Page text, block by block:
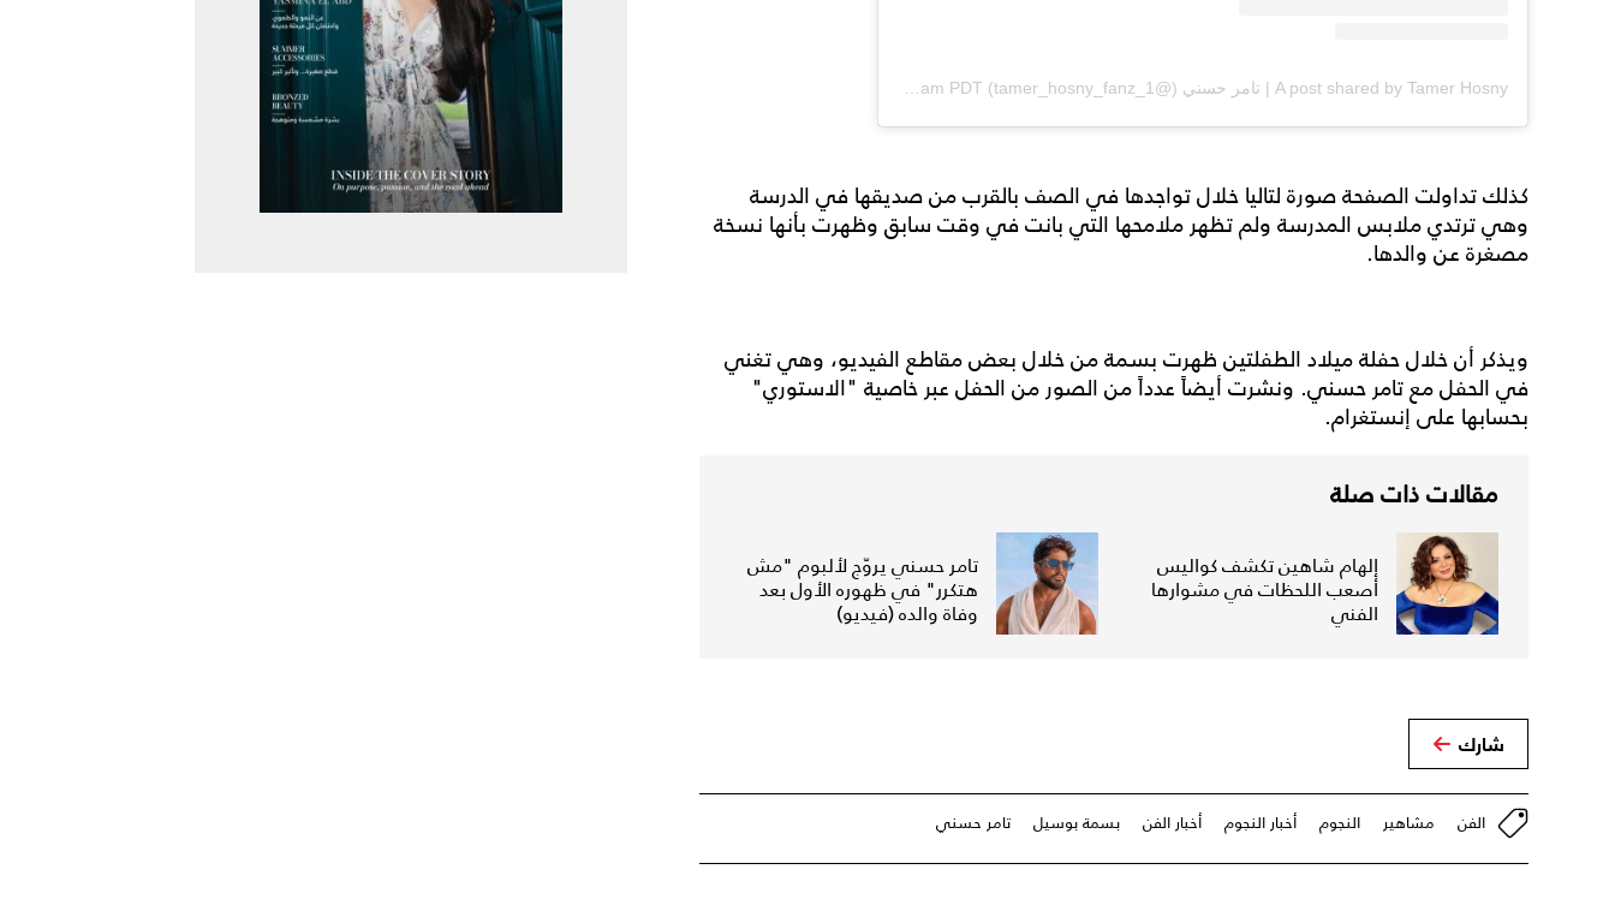
A post shared by Tamer Hosny | تامر حسني (@tamer_hosny_fanz_1) Jun 23, 2019 at 11:07am PDT
كذلك تداولت الصفحة صورة لتاليا خلال تواجدها في الصف بالقرب من صديقها في الدرسة
وهي ترتدي ملابس المدرسة ولم تظهر ملامحها التي بانت في وقت سابق وظهرت بأنها نسخة
مصغرة عن والدها.
ويذكر أن خلال حفلة ميلاد الطفلتين ظهرت بسمة من خلال بعض مقاطع الفيديو، وهي تغني
في الحفل مع تامر حسني. ونشرت أيضاً عدداً من الصور من الحفل عبر خاصية "الاستوري"
بحسابها على إنستغرام.
مقالات ذات صلة
إلهام شاهين تكشف كواليس
أصعب اللحظات في مشوارها
الفني
تامر حسني يروّج لألبوم "مش
هتكرر" في ظهوره الأول بعد
وفاة والده (فيديو)
شارك
الفن مشاهير النجوم أخبار النجوم أخبار الفن بسمة بوسيل تامر حسني